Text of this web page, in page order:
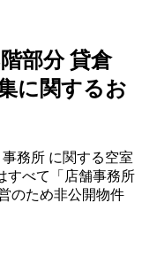
部分 貸倉
に関するお
務所 に関する空室
すべて「店舗事務所
のため非公開物件